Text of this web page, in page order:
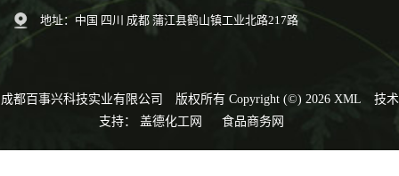
地址：中国 四川 成都 蒲江县鹤山镇工业北路217路
成都百事兴科技实业有限公司 版权所有 Copyright (©) 2026 XML
技术
支持： 盖德化工网 食品商务网